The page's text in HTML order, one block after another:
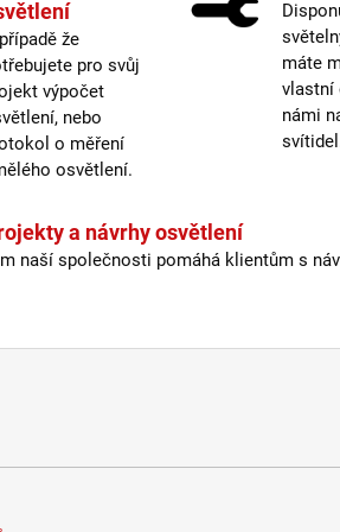
že
pro svůj
výpočet
nebo
o měření
osvětlení.
máte
vlastní
námi
a návrhy osvětlení
naší společnosti pomáhá klientům s